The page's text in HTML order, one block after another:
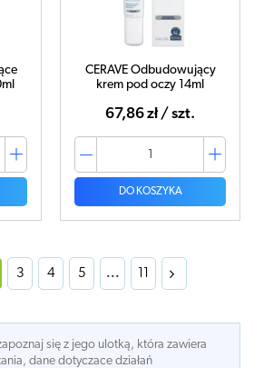
CERAVE Odbudowujący
krem pod oczy 14ml
67,86 zł / szt.
DO KOSZYKA
3 4 5 ... 11
się z jego ulotką, która zawiera
dane dotyczace działań